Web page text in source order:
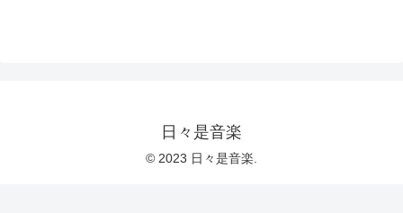
日々是音楽
© 2023 日々是音楽.